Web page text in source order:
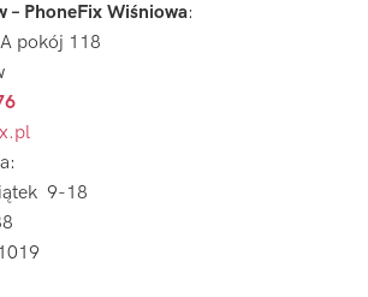
– PhoneFix Wiśniowa:
pokój 118
9-18